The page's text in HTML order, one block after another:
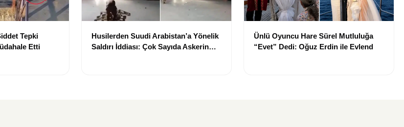
Tepki
Etti
Husilerden Suudi Arabistan’a Yönelik
Saldırı İddiası: Çok Sayıda Askerin
Ünlü Oyuncu Hare Sürel Mutluluğa
“Evet” Dedi: Oğuz Erdin ile Evlend